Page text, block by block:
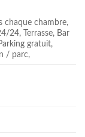
chaque chambre,
24, Terrasse, Bar
gratuit,
/ parc,